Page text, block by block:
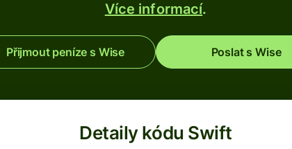
Více informací.
Přijmout peníze s Wise Poslat s Wise
Detaily kódu Swift